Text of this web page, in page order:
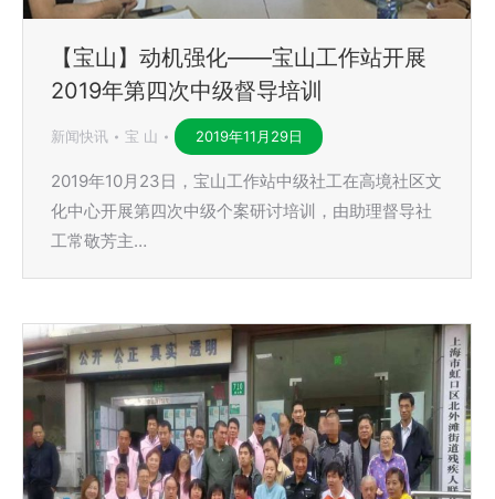
【宝山】动机强化——宝山工作站开展
2019年第四次中级督导培训
新闻快讯 宝 山 2019年11月29日
2019年10月23日，宝山工作站中级社工在高境社区文
化中心开展第四次中级个案研讨培训，由助理督导社
工常敬芳主…